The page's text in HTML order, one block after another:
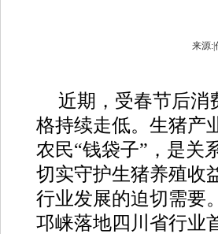
来源:|
近期，受春节后消
格持续走低。生猪产
农民“钱袋子”，是关
切实守护生猪养殖收
行业发展的迫切需要
邛崃落地四川省行业